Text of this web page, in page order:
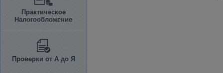
Практическое
Налогообложение
Проверки от А до Я